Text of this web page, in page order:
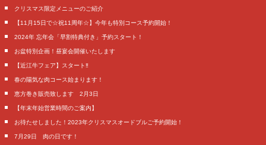
クリスマス限定メニューのご紹介
【11月15日で☆祝11周年☆】今年も特別コース予約開始！
2024年 忘年会「早割特典付き」予約スタート！
お盆特別企画！昼宴会開催いたします
【近江牛フェア】スタート‼️
春の陽気な肉コース始まります！
恵方巻き販売致します 2月3日
【年末年始営業時間のご案内】
お待たせしました！2023年クリスマスオードブルご予約開始！
7月29日 肉の日です！